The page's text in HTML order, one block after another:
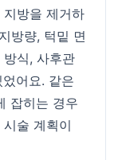
방을 제거하
방량, 턱밑 면
식, 사후관
어요. 같은
잡히는 경우
술 계획이